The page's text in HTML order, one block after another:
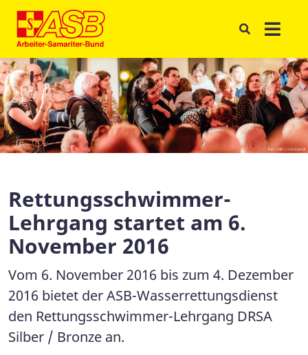
Rettungsschwimmer-
Lehrgang startet am 6.
November 2016
Vom 6. November 2016 bis zum 4. Dezember
2016 bietet der ASB-Wasserrettungsdienst
den Rettungsschwimmer-Lehrgang DRSA
Silber / Bronze an.